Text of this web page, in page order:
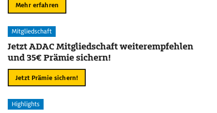
Mehr erfahren
Mitgliedschaft
Jetzt ADAC Mitgliedschaft weiterempfehlen
und 35€ Prämie sichern!
Jetzt Prämie sichern!
Highlights